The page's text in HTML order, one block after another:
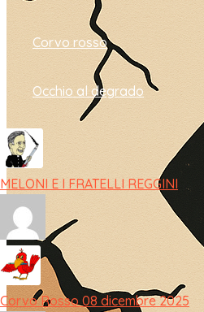
Corvo rosso
Occhio al degrado
MELONI E I FRATELLI REGGINI
Corvo Rosso 08 dicembre 2025